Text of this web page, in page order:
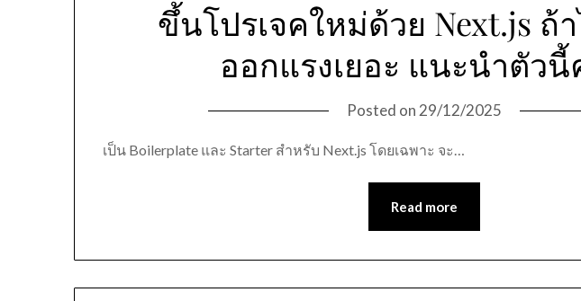
ขึ้นโปรเจคใหม่ด้วย Next.js ถ้
ออกแรงเยอะ แนะนำตัวนี้
Posted on29/12/2025
เป็น Boilerplate และ Starter สำหรับ Next.js โดยเฉพาะ จะ…
Read more